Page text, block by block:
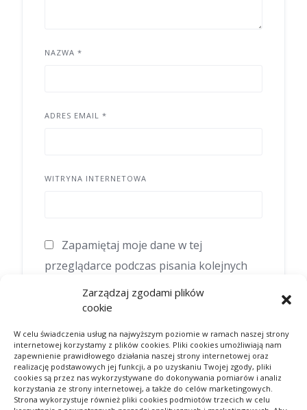
Zarządzaj zgodami plików
cookie
W celu świadczenia usług na najwyższym poziomie w ramach naszej strony
internetowej korzystamy z plików cookies. Pliki cookies umożliwiają nam
zapewnienie prawidłowego działania naszej strony internetowej oraz
realizację podstawowych jej funkcji, a po uzyskaniu Twojej zgody, pliki
cookies są przez nas wykorzystywane do dokonywania pomiarów i analiz
korzystania ze strony internetowej, a także do celów marketingowych.
Strona wykorzystuje również pliki cookies podmiotów trzecich w celu
NAZWA *
ADRES EMAIL *
WITRYNA INTERNETOWA
Zapamiętaj moje dane w tej
przeglądarce podczas pisania kolejnych
komentarzy.